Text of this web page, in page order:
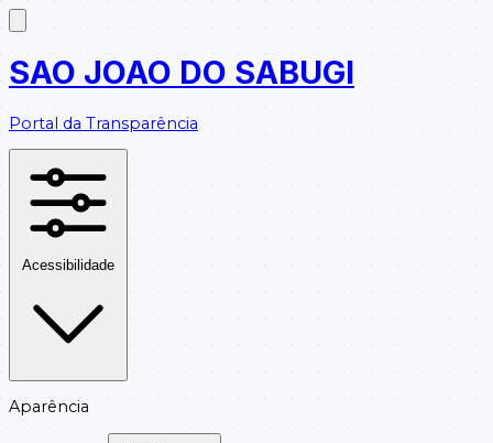
SAO JOAO DO SABUGI
Portal da Transparência
Acessibilidade
Aparência